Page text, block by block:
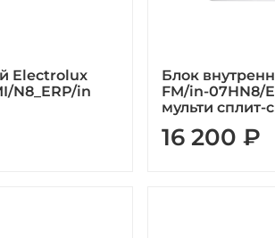
Electrolux
N8_ERP/in
Блок
FM/in-07HN8/
мульти сплит-
16 200 ₽